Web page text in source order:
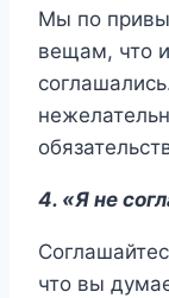
Мы по
вещам, что
4. «Я не
что вы